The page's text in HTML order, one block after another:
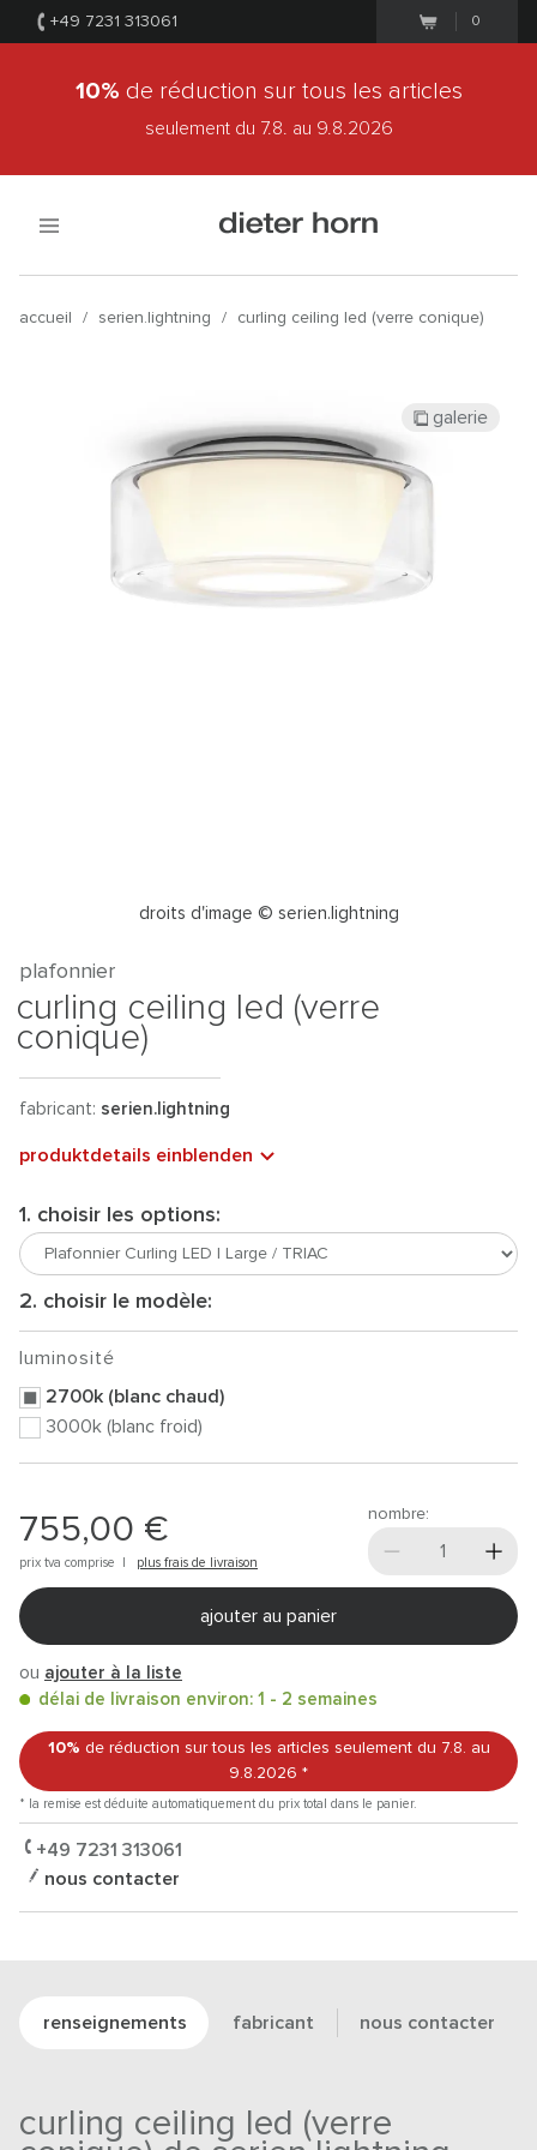
+49 7231 313061 0
10% de réduction sur tous les articles
seulement du 7.8. au 9.8.2026
accueil / serien.lightning / curling ceiling led (verre conique)
droits d'image © serien.lightning
galerie
plafonnier
curling ceiling led (verre
conique)
fabricant: serien.lightning
produktdetails einblenden
1. choisir les options:
2. choisir le modèle:
luminosité
2700k (blanc chaud)
3000k (blanc froid)
755,00 €
prix tva comprise | plus frais de livraison
nombre:
ajouter au panier
ou ajouter à la liste
délai de livraison environ: 1 - 2 semaines
10% de réduction sur tous les articles seulement du 7.8. au
9.8.2026 *
* la remise est déduite automatiquement du prix total dans le panier.
+49 7231 313061
nous contacter
renseignements fabricant nous contacter
curling ceiling led (verre